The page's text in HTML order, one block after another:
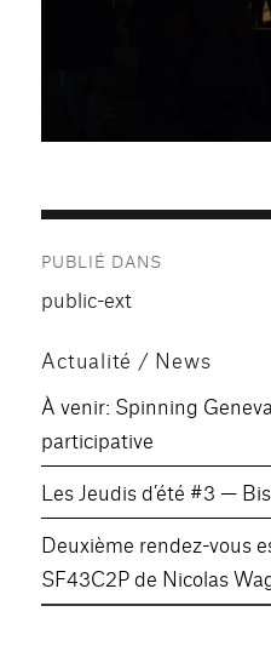
de
PUBLIÉ DANS
public-ext
Actualité / News
À venir: Spinning
participative
Les Jeudis d’été #3 —
Deuxième rendez-vous
SF43C2P de Nicolas